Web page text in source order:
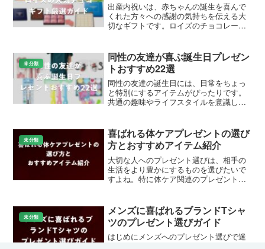
出産内祝いは、赤ちゃんの誕生を喜んで
くれた方々への感謝の気持ちを伝える大
切なギフトです。ロイズのチョコレート
Amazonで手軽に購入できる商品が多く、
送料無料のオプション...
未分類
同性の友達が喜ぶ誕生日プレゼン
トおすすめ22選
同性の友達の誕生日には、日常をちょっ
と特別にするアイテムがぴったりです。
共通の趣味やライフスタイルを意識した
の商品を中心に、女性友達向けと男性友
達向けのおすすめを厳...
未分類
喜ばれる体ケアプレゼントの選び
方とおすすめアイテム紹介
大切な人へのプレゼント選びは、相手の
生活をより豊かにするものを選びたいで
すよね。特に体ケア関連のプレゼント
フト・プレゼント選びメディアの読者に
向けて、体ケア プレゼント...
未分類
メンズに喜ばれるブランドTシャ
ツのプレゼント選びガイド
はじめにメンズへのプレゼント選びで迷